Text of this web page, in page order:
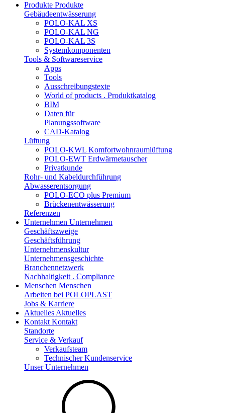
Produkte Produkte
Gebäudeentwässerung
POLO-KAL XS
POLO-KAL NG
POLO-KAL 3S
Systemkomponenten
Tools & Softwareservice
Apps
Tools
Ausschreibungstexte
World of products . Produktkatalog
BIM
Daten für
Planungssoftware
CAD-Katalog
Lüftung
POLO-KWL Komfortwohnraumlüftung
POLO-EWT Erdwärmetauscher
Privatkunde
Rohr- und Kabeldurchführung
Abwasserentsorgung
POLO-ECO plus Premium
Brückenentwässerung
Referenzen
Unternehmen Unternehmen
Geschäftszweige
Geschäftsführung
Unternehmenskultur
Unternehmensgeschichte
Branchennetzwerk
Nachhaltigkeit . Compliance
Menschen Menschen
Arbeiten bei POLOPLAST
Jobs & Karriere
Aktuelles Aktuelles
Kontakt Kontakt
Standorte
Service & Verkauf
Verkaufsteam
Technischer Kundenservice
Unser Unternehmen